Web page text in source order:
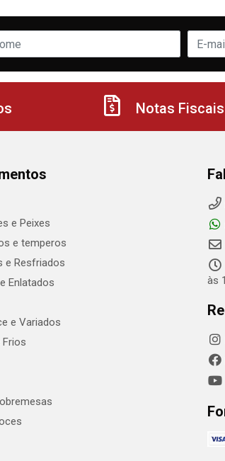
Notas Fiscais
e Peixes
e temperos
e Resfriados
Enlatados
e Variados
às